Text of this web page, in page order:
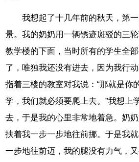
我想起了十几年前的秋天，第
景。我的奶奶用一辆锈迹斑驳的三
教学楼的下面，当时所有的学生全
了，唯独我还没有进去，因为我行
指着三楼的教室对我说：“那就是你
学，我们就必须要爬上去。”我想上
去，于是我的心里非常地着急。奶
扶着我一步一步地往前挪。于是我
一步地往前迈，我的腿没有力气，